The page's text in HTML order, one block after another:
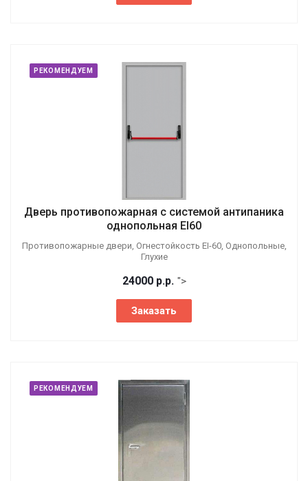
РЕКОМЕНДУЕМ
Дверь противопожарная с системой антипаника
однопольная EI60
Противопожарные двери, Огнестойкость EI-60, Однопольные,
Глухие
24000 р.р. ">
Заказать
РЕКОМЕНДУЕМ